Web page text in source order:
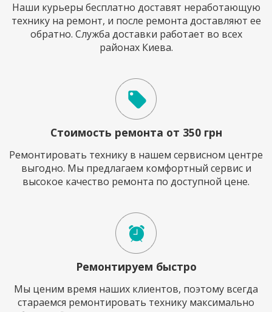
Наши курьеры бесплатно доставят неработающую
технику на ремонт, и после ремонта доставляют ее
обратно. Служба доставки работает во всех
районах Киева.
Стоимость ремонта от 350 грн
Ремонтировать технику в нашем сервисном центре
выгодно. Мы предлагаем комфортный сервис и
высокое качество ремонта по доступной цене.
Ремонтируем быстро
Мы ценим время наших клиентов, поэтому всегда
стараемся ремонтировать технику максимально